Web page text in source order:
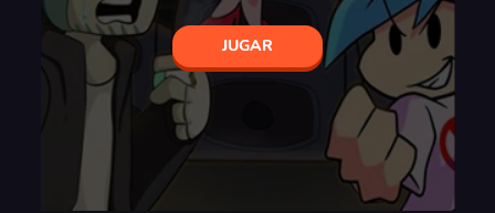
JUGAR